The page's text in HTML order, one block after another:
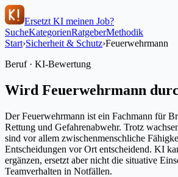
Ersetzt KI meinen Job?
SucheKategorienRatgeberMethodik
Start›Sicherheit & Schutz›Feuerwehrmann
Beruf · KI-Bewertung
Wird Feuerwehrmann
Der Feuerwehrmann ist ein Fachmann für
Rettung und Gefahrenabwehr. Trotz
sind vor allem zwischenmenschliche
Entscheidungen vor Ort entscheidend. KI
ergänzen, ersetzt aber nicht die situative
Teamverhalten in Notfällen.